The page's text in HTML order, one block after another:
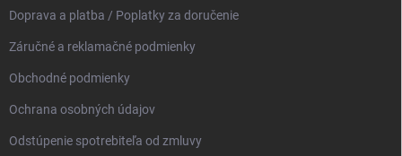
Doprava a platba / Poplatky za doručenie
Záručné a reklamačné podmienky
Obchodné podmienky
Ochrana osobných údajov
Odstúpenie spotrebiteľa od zmluvy